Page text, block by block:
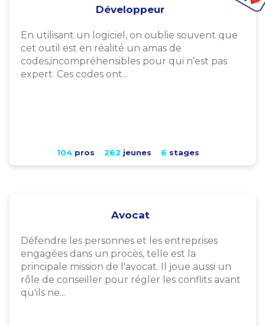
Développeur
En utilisant un logiciel, on oublie souvent que
cet outil est en réalité un amas de
codes,incompréhensibles pour qui n’est pas
expert. Ces codes ont...
104pros 262 jeunes 6 stages
Avocat
Défendre les personnes et les entreprises
engagées dans un procès, telle est la
principale mission de l'avocat. Il joue aussi un
rôle de conseiller pour régler les conflits avant
qu'ils ne...